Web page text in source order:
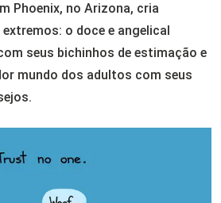
Phoenix, no Arizona, cria
o doce e angelical
seus bichinhos de estimação e
mundo dos adultos com seus